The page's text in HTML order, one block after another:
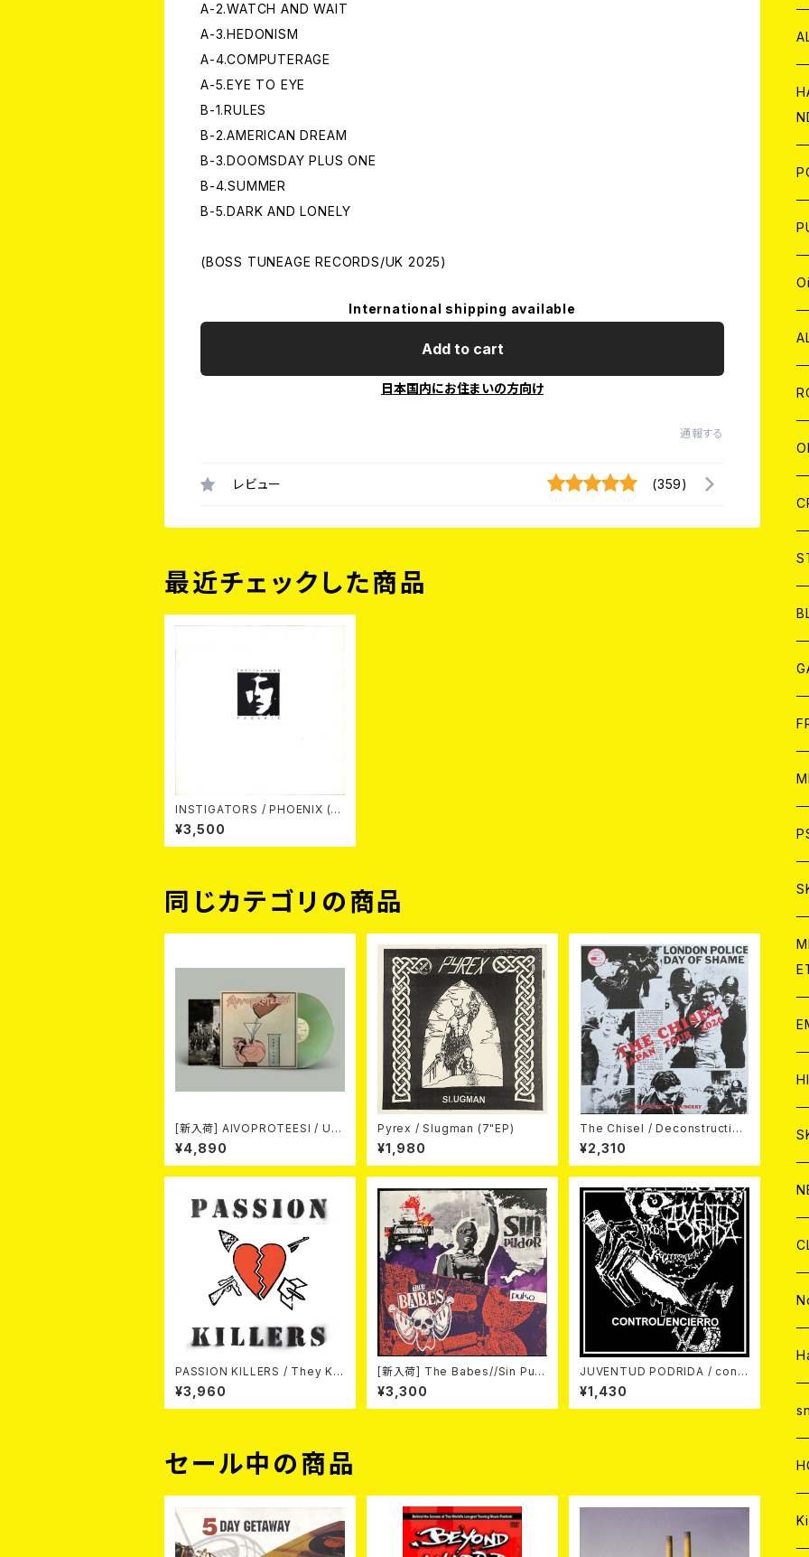
A-2.WATCH AND WAIT
A-3.HEDONISM
A-4.COMPUTERAGE
A-5.EYE TO EYE
B-1.RULES
B-2.AMERICAN DREAM
B-3.DOOMSDAY PLUS ONE
B-4.SUMMER
B-5.DARK AND LONELY
(BOSS TUNEAGE RECORDS/UK 2025)
International shipping available
Add to cart
日本国内にお住まいの方向け
通報する
レビュー (359)
最近チェックした商品
INSTIGATORS / PHOENIX (C
OLOR LP)
¥3,500
同じカテゴリの商品
[新入荷] AIVOPROTEESI / UM
PIKUJA (LP / LTD.100 DIE-HA
RD COKE BOTTLE GREEN VI
NYL) (ITA / F.O.A.D.)
¥4,890
Pyrex / Slugman (7"EP)
¥1,980
The Chisel / Deconstructive
Surgery (7"EP)
¥2,310
PASSION KILLERS / They Kill
Our Passion With Their Hate
And Wars LP
¥3,960
[新入荷] The Babes//Sin Pud
or / Pulso SPLIT LP/限定200
枚スプラッター)
¥3,300
JUVENTUD PODRIDA / contr
ol/encierro 7EP
¥1,430
セール中の商品
CD
CD
CD
CD